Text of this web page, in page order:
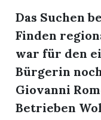
Das Suchen
Finden
war für den
Bürgerin
Giovanni
Betrieben